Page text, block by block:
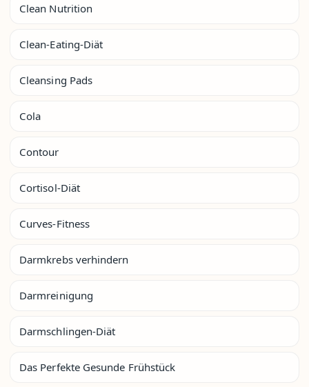
Clean Nutrition
Clean-Eating-Diät
Cleansing Pads
Cola
Contour
Cortisol-Diät
Curves-Fitness
Darmkrebs verhindern
Darmreinigung
Darmschlingen-Diät
Das Perfekte Gesunde Frühstück